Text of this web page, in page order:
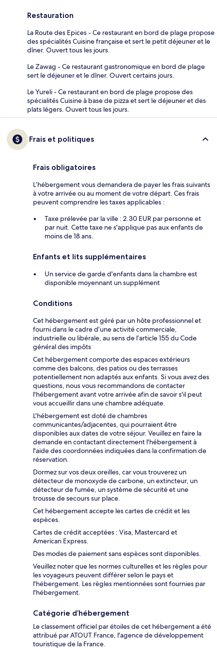
Restauration
La Route des Epices - Ce restaurant en bord de plage propose
des spécialités Cuisine française et sert le petit déjeuner et le
dîner. Ouvert tous les jours.
Le Zawag - Ce restaurant gastronomique en bord de plage
sert le déjeuner et le dîner. Ouvert certains jours.
Le Yureli - Ce restaurant en bord de plage propose des
spécialités Cuisine à base de pizza et sert le déjeuner et des
plats légers. Ouvert tous les jours.
Frais et politiques
Frais obligatoires
L’hébergement vous demandera de payer les frais suivants
à votre arrivée ou au moment de votre départ. Ces frais
peuvent comprendre les taxes applicables :
Taxe prélevée par la ville : 2.30 EUR par personne et
par nuit. Cette taxe ne s'applique pas aux enfants de
moins de 18 ans.
Enfants et lits supplémentaires
Un service de garde d'enfants dans la chambre est
disponible moyennant un supplément
Conditions
Cet hébergement est géré par un hôte professionnel et
fourni dans le cadre d’une activité commerciale,
industrielle ou libérale, au sens de l’article 155 du Code
général des impôts
Cet hébergement comporte des espaces extérieurs
comme des balcons, des patios ou des terrasses
potentiellement non adaptés aux enfants. Si vous avez des
questions, nous vous recommandons de contacter
l'hébergement avant votre arrivée afin de savoir s'il peut
vous accueillir dans une chambre adéquate.
L'hébergement est doté de chambres
communicantes/adjacentes, qui pourraient être
disponibles aux dates de votre séjour. Veuillez en faire la
demande en contactant directement l'hébergement à
l'aide des coordonnées indiquées dans la confirmation de
réservation.
Dormez sur vos deux oreilles, car vous trouverez un
détecteur de monoxyde de carbone, un extincteur, un
détecteur de fumée, un système de sécurité et une
trousse de secours sur place.
Cet hébergement accepte les cartes de crédit et les
espèces.
Cartes de crédit acceptées : Visa, Mastercard et
American Express.
Des modes de paiement sans espèces sont disponibles.
Veuillez noter que les normes culturelles et les règles pour
les voyageurs peuvent différer selon le pays et
l'hébergement. Les règles mentionnées sont fournies par
l'hébergement.
Catégorie d’hébergement
Le classement officiel par étoiles de cet hébergement a été
attribué par ATOUT France, l'agence de développement
touristique de la France.